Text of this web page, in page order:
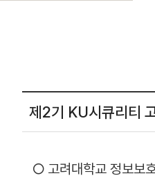
제2기 KU시큐리티
○ 고려대학교 정보보